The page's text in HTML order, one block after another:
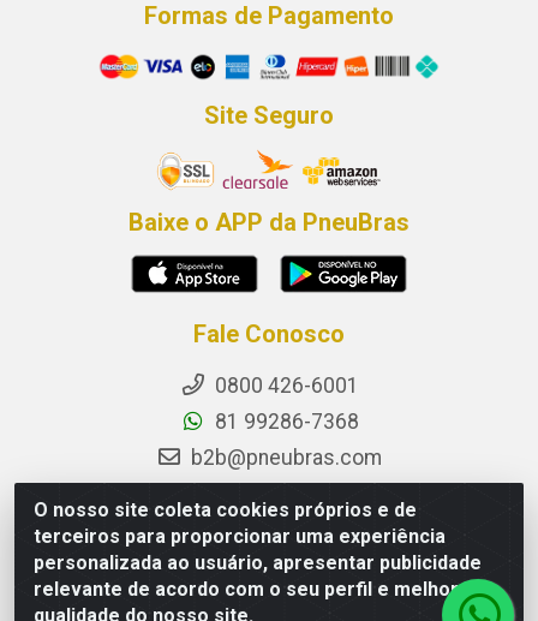
O nosso site coleta cookies próprios e de
terceiros para proporcionar uma experiência
personalizada ao usuário, apresentar publicidade
relevante de acordo com o seu perfil e melhorar a
qualidade do nosso site.
Formas de Pagamento
Site Seguro
Baixe o APP da PneuBras
Fale Conosco
0800 426-6001
81 99286-7368
b2b@pneubras.com
Instagram
Facebook
Privacidade e Dados (DPO):